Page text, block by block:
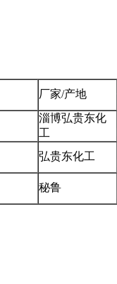
厂家/产地
淄博弘贵东化
工
弘贵东化工
秘鲁